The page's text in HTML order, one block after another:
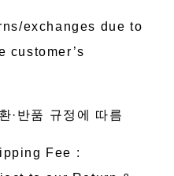
exchanges due to
customer’s
·반품 규정에 따름
Fee :